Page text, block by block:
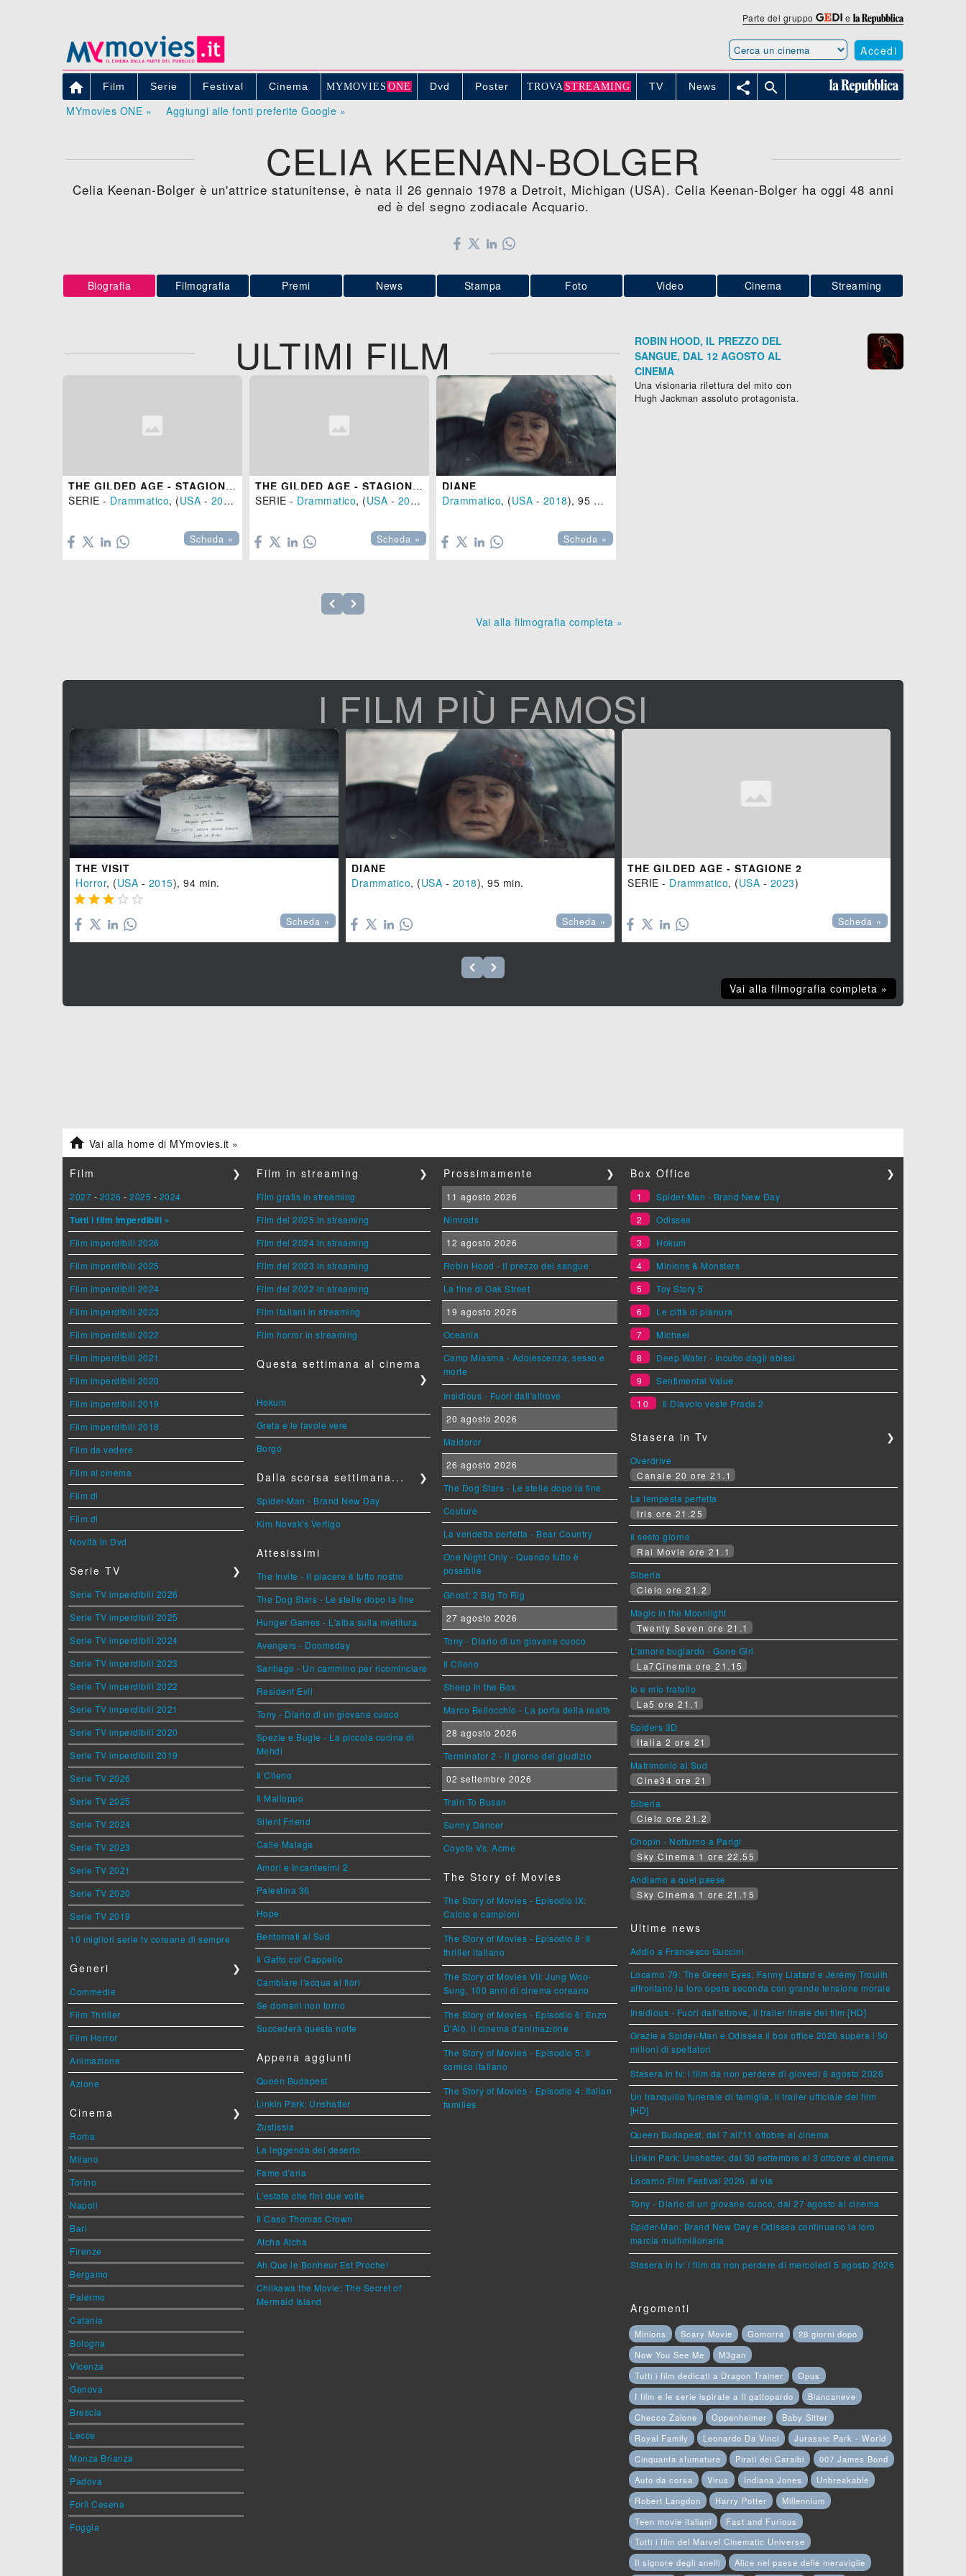
Parte del gruppo e
Accedi
 Film Serie Festival Cinema MYMOVIE S ONE Dvd Poster TROVA STREAMING TV News  
MYmovies ONE » Aggiungi alle fonti preferite Google »
CELIA KEENAN-BOLGER
Celia Keenan-Bolger è un'attrice statunitense, è nata il 26 gennaio 1978 a Detroit, Michigan (USA). Celia Keenan-Bolger ha oggi 48 anni
ed è del segno zodiacale Acquario.
Biografia Filmografia Premi News Stampa Foto Video Cinema Streaming
ULTIMI FILM
THE GILDED AGE - STAGIONE 2
SERIE - Drammatico, (USA - 2023
Scheda »
THE GILDED AGE - STAGIONE 1
SERIE - Drammatico, (USA - 2022
Scheda »
DIANE
Drammatico, (USA - 2018), 95 min.
Scheda »
Vai alla filmografia completa »
ROBIN HOOD, IL PREZZO DEL
SANGUE, DAL 12 AGOSTO AL
CINEMA
Una visionaria rilettura del mito con
Hugh Jackman assoluto protagonista.
I FILM PIÙ FAMOSI
THE VISIT
Horror, (USA - 2015), 94 min.
    
Scheda »
DIANE
Drammatico, (USA - 2018), 95 min.
Scheda »
THE GILDED AGE - STAGIONE 2
SERIE - Drammatico, (USA - 2023)
Scheda »
Vai alla filmografia completa »
 Vai alla home di MYmovies.it »
Film ❯
2027 - 2026 - 2025 - 2024
Tutti i film imperdibili »
Film imperdibili 2026
Film imperdibili 2025
Film imperdibili 2024
Film imperdibili 2023
Film imperdibili 2022
Film imperdibili 2021
Film imperdibili 2020
Film imperdibili 2019
Film imperdibili 2018
Film da vedere
Film al cinema
Film di
Film di
Novità in Dvd
Serie TV ❯
Serie TV imperdibili 2026
Serie TV imperdibili 2025
Serie TV imperdibili 2024
Serie TV imperdibili 2023
Serie TV imperdibili 2022
Serie TV imperdibili 2021
Serie TV imperdibili 2020
Serie TV imperdibili 2019
Serie TV 2026
Serie TV 2025
Serie TV 2024
Serie TV 2023
Serie TV 2021
Serie TV 2020
Serie TV 2019
10 migliori serie tv coreane di sempre
Generi ❯
Commedie
Film Thriller
Film Horror
Animazione
Azione
Cinema ❯
Roma
Milano
Torino
Napoli
Bari
Firenze
Bergamo
Palermo
Catania
Bologna
Vicenza
Genova
Brescia
Lecce
Monza Brianza
Padova
Forlì Cesena
Foggia
Film in streaming ❯
Film gratis in streaming
Film del 2025 in streaming
Film del 2024 in streaming
Film del 2023 in streaming
Film del 2022 in streaming
Film italiani in streaming
Film horror in streaming
Questa settimana al cinema
❯
Hokum
Greta e le favole vere
Borgo
Dalla scorsa settimana... ❯
Spider-Man - Brand New Day
Kim Novak's Vertigo
Attesissimi
The Invite - Il piacere è tutto nostro
The Dog Stars - Le stelle dopo la fine
Hunger Games - L'alba sulla mietitura
Avengers - Doomsday
Santiago - Un cammino per ricominciare
Resident Evil
Tony - Diario di un giovane cuoco
Spezie e Bugie - La piccola cucina di
Mehdi
Il Cileno
Il Malloppo
Silent Friend
Calle Malaga
Amori e Incantesimi 2
Palestina 36
Hope
Bentornati al Sud
Il Gatto col Cappello
Cambiare l'acqua ai fiori
Se domani non torno
Succederà questa notte
Appena aggiunti
Queen Budapest
Linkin Park: Unshatter
Zustissia
La leggenda del deserto
Fame d'aria
L'estate che finì due volte
Il Caso Thomas Crown
Atcha Atcha
Ah Que le Bonheur Est Proche!
Chiikawa the Movie: The Secret of
Mermaid Island
Prossimamente ❯
11 agosto 2026
Nimrods
12 agosto 2026
Robin Hood - Il prezzo del sangue
La fine di Oak Street
19 agosto 2026
Oceania
Camp Miasma - Adolescenza, sesso e
morte
Insidious - Fuori dall'altrove
20 agosto 2026
Maldoror
26 agosto 2026
The Dog Stars - Le stelle dopo la fine
Couture
La vendetta perfetta - Bear Country
One Night Only - Quando tutto è
possibile
Ghost: 2 Big To Rig
27 agosto 2026
Tony - Diario di un giovane cuoco
Il Cileno
Sheep in the Box
Marco Bellocchio - La porta della realtà
28 agosto 2026
Terminator 2 - Il giorno del giudizio
02 settembre 2026
Train To Busan
Sunny Dancer
Coyote Vs. Acme
The Story of Movies
The Story of Movies - Episodio IX:
Calcio e campioni
The Story of Movies - Episodio 8: Il
thriller italiano
The Story of Movies VII: Jung Woo-
Sung, 100 anni di cinema coreano
The Story of Movies - Episodio 6: Enzo
D'Alò, il cinema d'animazione
The Story of Movies - Episodio 5: Il
comico italiano
The Story of Movies - Episodio 4: Italian
families
Box Office ❯
1
Spider-Man - Brand New Day
2
Odissea
3
Hokum
4
Minions & Monsters
5
Toy Story 5
6
Le città di pianura
7
Michael
8
Deep Water - Incubo dagli abissi
9
Sentimental Value
10
Il Diavolo veste Prada 2
Stasera in Tv ❯
Overdrive
Canale 20 ore 21.1
La tempesta perfetta
Iris ore 21.25
Il sesto giorno
Rai Movie ore 21.1
Siberia
Cielo ore 21.2
Magic in the Moonlight
Twenty Seven ore 21.1
L'amore bugiardo - Gone Girl
La7Cinema ore 21.15
Io e mio fratello
La5 ore 21.1
Spiders 3D
Italia 2 ore 21
Matrimonio al Sud
Cine34 ore 21
Siberia
Cielo ore 21.2
Chopin - Notturno a Parigi
Sky Cinema 1 ore 22.55
Andiamo a quel paese
Sky Cinema 1 ore 21.15
Ultime news
Addio a Francesco Guccini
Locarno 79: The Green Eyes, Fanny Liatard e Jérémy Trouilh
affrontano la loro opera seconda con grande tensione morale
Insidious - Fuori dall'altrove, il trailer finale del film [HD]
Grazie a Spider-Man e Odissea il box office 2026 supera i 50
milioni di spettatori
Stasera in tv: i film da non perdere di giovedì 6 agosto 2026
Un tranquillo funerale di famiglia, il trailer ufficiale del film
[HD]
Queen Budapest, dal 7 all'11 ottobre al cinema
Linkin Park: Unshatter, dal 30 settembre al 3 ottobre al cinema
Locarno Film Festival 2026, al via
Tony - Diario di un giovane cuoco, dal 27 agosto al cinema
Spider-Man: Brand New Day e Odissea continuano la loro
marcia multimilionaria
Stasera in tv: i film da non perdere di mercoledì 5 agosto 2026
Argomenti
Minions Scary Movie Gomorra
28 giorni dopo
Now You See Me
M3gan
Tutti i film dedicati a Dragon Trainer
Opus
I film e le serie ispirate a Il gattopardo
Biancaneve
Checco Zalone
Oppenheimer
Baby Sitter
Royal Family
Leonardo Da Vinci
Jurassic Park - World
Cinquanta sfumature
Pirati dei Caraibi
007 James Bond
Auto da corsa
Virus Indiana Jones
Unbreakable
Robert Langdon
Harry Potter
Millennium
Teen movie italiani
Fast and Furious
Tutti i film del Marvel Cinematic Universe
Il signore degli anelli
Alice nel paese delle meraviglie